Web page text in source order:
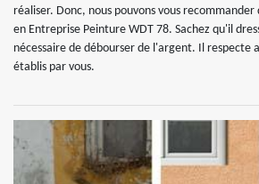
réaliser. Donc, nous pouvons vous
en Entreprise Peinture WDT 78. Sachez qu'il
nécessaire de débourser de l'argent. Il respecte
établis par vous.